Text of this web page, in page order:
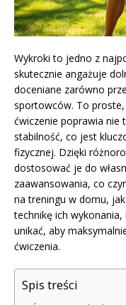
Wykroki to jedno z
skutecznie angażuje
doceniane zarówno
sportowców. To
ćwiczenie poprawia nie
stabilność, co jest
fizycznej. Dzięki
dostosować je do
zaawansowania, co
na treningu w domu,
technikę ich
unikać, aby
ćwiczenia.
Spis treści